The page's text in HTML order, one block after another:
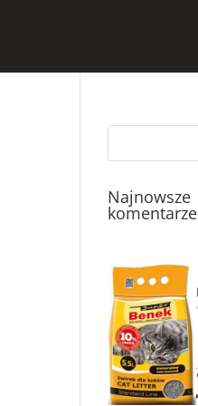
Najnowsze
komentarze